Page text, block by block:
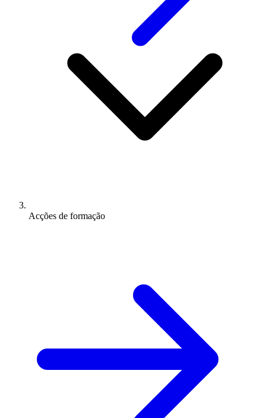
Acções de formação